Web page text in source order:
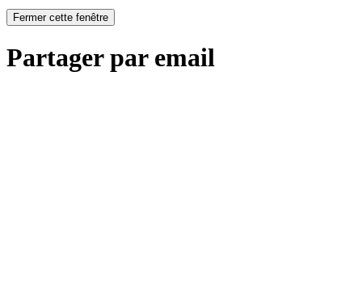
Fermer cette fenêtre
Partager par email